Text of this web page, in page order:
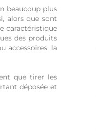
beaucoup plus
alors que sont
caractéristique
des produits
accessoires, la
que tirer les
déposée et